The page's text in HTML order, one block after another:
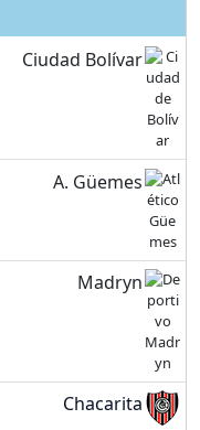
Ciudad Bolívar
A. Güemes
Madryn
Chacarita